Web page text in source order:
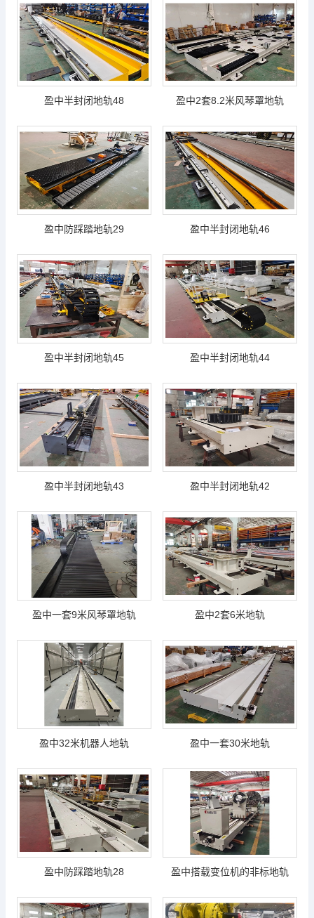
盈中半封闭地轨48 盈中2套8.2米风琴罩地轨
盈中防踩踏地轨29 盈中半封闭地轨46
盈中半封闭地轨45 盈中半封闭地轨44
盈中半封闭地轨43 盈中半封闭地轨42
盈中一套9米风琴罩地轨 盈中2套6米地轨
盈中32米机器人地轨 盈中一套30米地轨
盈中防踩踏地轨28 盈中搭载变位机的非标地轨